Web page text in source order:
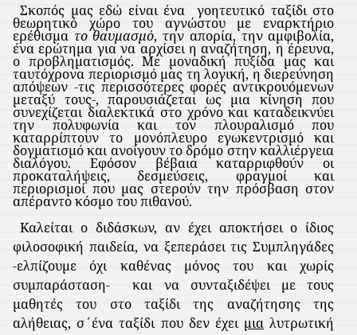
Σκοπός μας εδώ είναι ένα
γοητευτικό ταξίδι στο
θεωρητικό χώρο του αγνώστου με εναρκτήριο
ερέθισμα το θαυμασμό, την απορία, την αμφιβολία,
ένα ερώτημα για να αρχίσει η αναζήτηση, η έρευνα,
ο προβληματισμός. Με μοναδική πυξίδα μας και
ταυτόχρονα περιορισμό μας τη λογική, η διερεύνηση
απόψεων -τις περισσότερες φορές αντικρουόμενων
μεταξύ τους-, παρουσιάζεται ως μια κίνηση που
συνεχίζεται διαλεκτικά στο χρόνο και καταδεικνύει
την πολυφωνία και τον πλουραλισμό που
καταρρίπτουν το μονόπλευρο εγωκεντρισμό και
δογματισμό και ανοίγουν το δρόμο στην καλλιέργεια
διαλόγου. Εφόσον βέβαια καταρριφθούν οι
προκαταλήψεις, δεσμεύσεις, φραγμοί και
περιορισμοί που μας στερούν την πρόσβαση στον
απέραντο κόσμο του πιθανού.
Καλείται ο διδάσκων, αν έχει αποκτήσει ο ίδιος
φιλοσοφική παιδεία, να ξεπεράσει τις Συμπληγάδες
-ελπίζουμε όχι καθένας μόνος του και χωρίς
συμπαράσταση-
και να συνταξιδέψει με τους
μαθητές του στο ταξίδι της αναζήτησης της
αλήθειας, σ΄ένα ταξίδι που δεν έχει μια λυτρωτική